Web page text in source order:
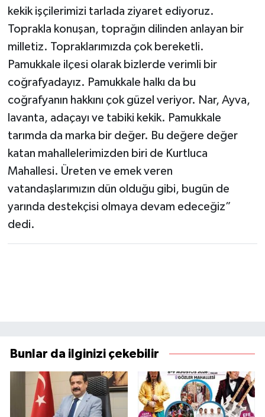
kekik işçilerimizi tarlada ziyaret ediyoruz.
Toprakla konuşan, toprağın dilinden anlayan bir
milletiz. Topraklarımızda çok bereketli.
Pamukkale ilçesi olarak bizlerde verimli bir
coğrafyadayız. Pamukkale halkı da bu
coğrafyanın hakkını çok güzel veriyor. Nar, Ayva,
lavanta, adaçayı ve tabiki kekik. Pamukkale
tarımda da marka bir değer. Bu değere değer
katan mahallelerimizden biri de Kurtluca
Mahallesi. Üreten ve emek veren
vatandaşlarımızın dün olduğu gibi, bugün de
yarında destekçisi olmaya devam edeceğiz”
dedi.
Bunlar da ilginizi çekebilir